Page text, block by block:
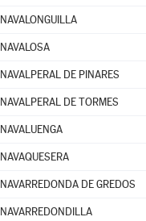
NAVALONGUILLA
NAVALOSA
NAVALPERAL DE PINARES
NAVALPERAL DE TORMES
NAVALUENGA
NAVAQUESERA
NAVARREDONDA DE GREDOS
NAVARREDONDILLA